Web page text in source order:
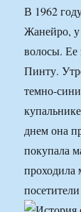
В 1962
Жанейро, у
волосы.
Пинту.
темно-
днем она
покупала
проходила